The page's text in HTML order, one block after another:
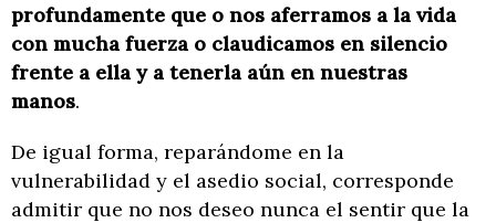
profundamente que o nos aferramos a la vida
con mucha fuerza o claudicamos en silencio
frente a ella y a tenerla aún en nuestras
manos.
De igual forma, reparándome en la
vulnerabilidad y el asedio social, corresponde
admitir que no nos deseo nunca el sentir que la